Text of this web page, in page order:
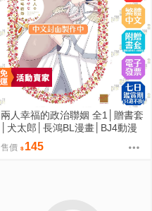
兩人幸福的政治聯姻 全1│贈書套
│犬太郎│長鴻BL漫畫│BJ4動漫
售價 145